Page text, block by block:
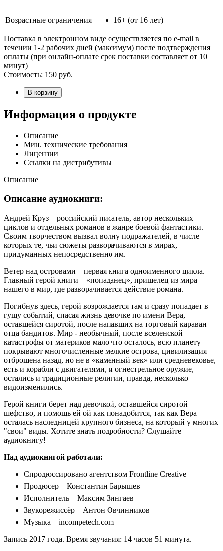
Возрастные ограничения 16+ (от 16 лет)
Поставка в электронном виде осуществляется по e-mail в
течении 1-2 рабочих дней (максимум) после подтверждения
оплаты (при онлайн-оплате срок поставки составляет от 10
минут)
Стоимость: 150 руб.
В корзину
Информация о продукте
Описание
Мин. технические требования
Лицензии
Ссылки на дистрибутивы
Описание
Описание аудиокниги:
Андрей Круз – российский писатель, автор нескольких
циклов и отдельных романов в жанре боевой фантастики.
Своим творчеством вызвал волну подражателей, в числе
которых те, чьи сюжеты разворачиваются в мирах,
придуманных непосредственно им.
Ветер над островами – первая книга одноименного цикла.
Главный герой книги – «попаданец», пришелец из мира
нашего в мир, где разворачивается действие романа.
Погибнув здесь, герой возрождается там и сразу попадает в
гущу событий, спасая жизнь девочке по имени Вера,
оставшейся сиротой, после напавших на торговый караван
отца бандитов. Мир - необычный, после вселенской
катастрофы от материков мало что осталось, всю планету
покрывают многочисленные мелкие острова, цивилизация
отброшена назад, но не в «каменный век» или средневековье,
есть и корабли с двигателями, и огнестрельное оружие,
остались и традиционные религии, правда, несколько
видоизменились.
Герой книги берет над девочкой, оставшейся сиротой
шефство, и помощь ей ой как понадобится, так как Вера
осталась наследницей крупного бизнеса, на который у многих
"свои" виды. Хотите знать подробности? Слушайте
аудиокнигу!
Над аудиокнигой работали:
Спродюссировано агентством Frontline Creative
Продюсер – Константин Барышев
Исполнитель – Максим Зингаев
Звукорежиссёр – Антон Овчинников
Музыка – incompetech.com
Запись 2017 года. Время звучания: 14 часов 51 минута.